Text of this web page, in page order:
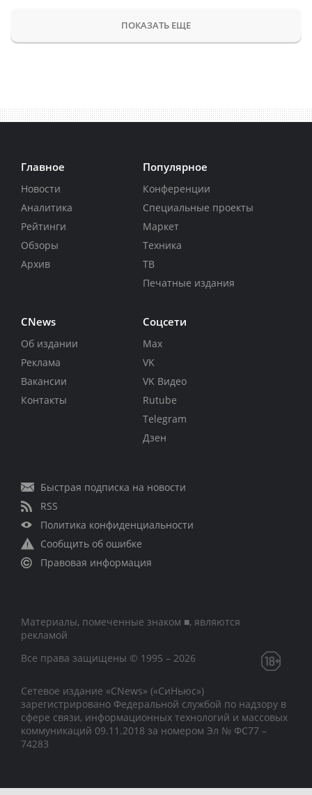
ПОКАЗАТЬ ЕЩЕ
Главное
Новости
Аналитика
Рейтинги
Обзоры
Архив
Популярное
Конференции
Специальные проекты
Маркет
Техника
ТВ
Печатные издания
CNews
Об издании
Реклама
Вакансии
Контакты
Соцсети
Max
VK
VK Видео
Rutube
Telegram
Дзен
Быстрая подписка на новости
RSS
Политика конфиденциальности
Сообщить об ошибке
Правовая информация
Материалы, помеченные знаком ■, являются
рекламой
Все права защищены © 1995 – 2026
Сетевое издание «CNews» («СиНьюс»)
зарегистрировано Федеральной службой по надзору в
сфере связи, информационных технологий и массовых
коммуникаций 09.11.2018 за номером Эл № ФС77 –
74283